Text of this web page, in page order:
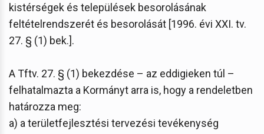
kistérségek és települések besorolásának
feltételrendszerét és besorolását [1996. évi XXI. tv.
27. § (1) bek.].
A Tftv. 27. § (1) bekezdése – az eddigieken túl –
felhatalmazta a Kormányt arra is, hogy a rendeletben
határozza meg:
a) a területfejlesztési tervezési tevékenység